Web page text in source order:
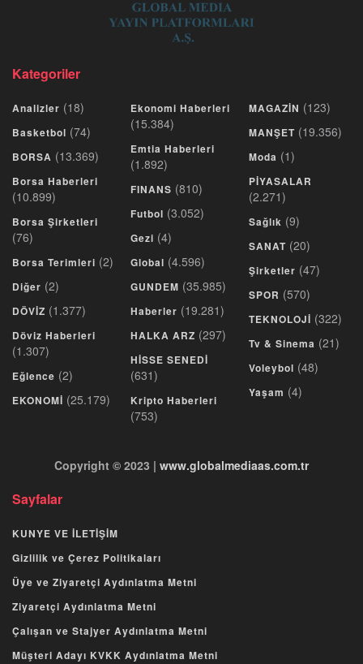
Kategoriler
Analizler (18)
Basketbol (74)
BORSA (13.369)
Borsa Haberleri
(10.899)
Borsa Şirketleri
(76)
Borsa Terimleri (2)
Diğer (2)
DÖVİZ (1.377)
Döviz Haberleri
(1.307)
Eğlence (2)
EKONOMİ (25.179)
Ekonomi Haberleri
(15.384)
Emtia Haberleri
(1.892)
FINANS (810)
Futbol (3.052)
Gezi (4)
Global (4.596)
GUNDEM (35.985)
Haberler (19.281)
HALKA ARZ (297)
HİSSE SENEDİ
(631)
Kripto Haberleri
(753)
MAGAZİN (123)
MANŞET (19.356)
Moda (1)
PİYASALAR
(2.271)
Sağlık (9)
SANAT (20)
Şirketler (47)
SPOR (570)
TEKNOLOJİ (322)
Tv & Sinema (21)
Voleybol (48)
Yaşam (4)
Copyright © 2023 | www.globalmediaas.com.tr
Sayfalar
KUNYE VE İLETİŞİM
Gizlilik ve Çerez Politikaları
Üye ve Ziyaretçi Aydınlatma Metni
Ziyaretçi Aydınlatma Metni
Çalışan ve Stajyer Aydınlatma Metni
Müşteri Adayı KVKK Aydınlatma Metni